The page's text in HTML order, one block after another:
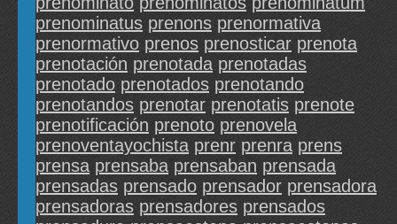
prenominatus prenons prenormativa
prenormativo prenos prenosticar prenota
prenotación prenotada prenotadas
prenotado prenotados prenotando
prenotandos prenotar prenotatis prenote
prenotificación prenoto prenovela
prenoventayochista prenr prenra prens
prensa prensaba prensaban prensada
prensadas prensado prensador prensadora
prensadoras prensadores prensados